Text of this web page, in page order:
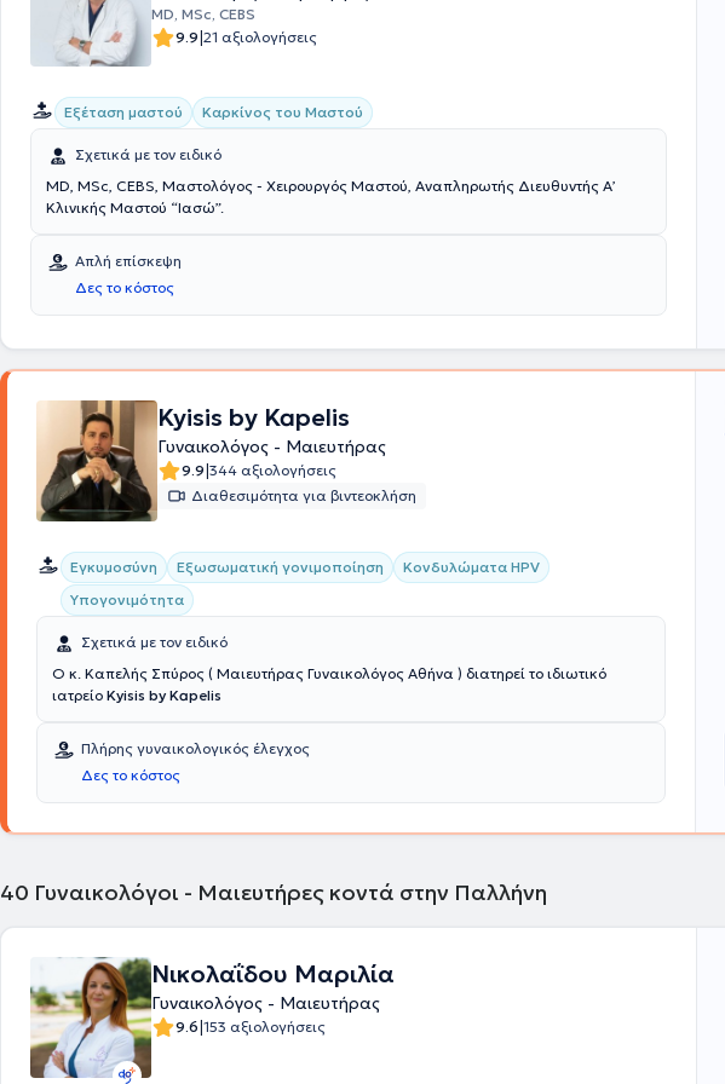
MD, MSc, CEBS
9.9|21 αξιολογήσεις
Εξέταση μαστού Καρκίνος του Μαστού
Σχετικά με τον ειδικό
MD, MSc, CEBS, Μαστολόγος - Χειρουργός Μαστού, Αναπληρωτής Διευθυντής Α’
Κλινικής Μαστού “Ιασώ”.
Απλή επίσκεψη
Δες το κόστος
Kyisis by Kapelis
Γυναικολόγος - Μαιευτήρας
9.9|344 αξιολογήσεις
Διαθεσιμότητα για βιντεοκλήση
Εγκυμοσύνη Εξωσωματική γονιμοποίηση
Κονδυλώματα HPV
Υπογονιμότητα
Σχετικά με τον ειδικό
Ο κ. Καπελής Σπύρος ( Μαιευτήρας Γυναικολόγος Αθήνα ) διατηρεί το ιδιωτικό
ιατρείο Kyisis by Kapelis
Πλήρης γυναικολογικός έλεγχος
Δες το κόστος
40 Γυναικολόγοι - Μαιευτήρες κοντά στην Παλλήνη
Νικολαΐδου Μαριλία
Γυναικολόγος - Μαιευτήρας
9.6|153 αξιολογήσεις